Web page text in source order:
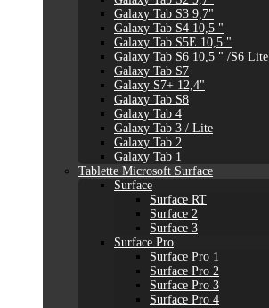
Galaxy Tab S3 9,7"
Galaxy Tab S4 10,5 "
Galaxy Tab S5E 10,5 "
Galaxy Tab S6 10,5 " /S6 Lite
Galaxy Tab S7
Galaxy S7+ 12,4"
Galaxy Tab S8
Galaxy Tab 4
Galaxy Tab 3 / Lite
Galaxy Tab 2
Galaxy Tab 1
Tablette Microsoft Surface
Surface
Surface RT
Surface 2
Surface 3
Surface Pro
Surface Pro 1
Surface Pro 2
Surface Pro 3
Surface Pro 4